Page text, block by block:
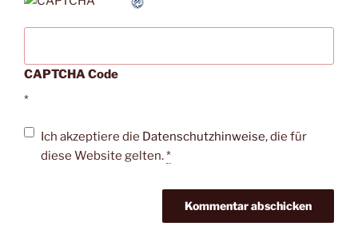
CAPTCHA Code
*
Ich akzeptiere die Datenschutzhinweise, die für
diese Website gelten.*